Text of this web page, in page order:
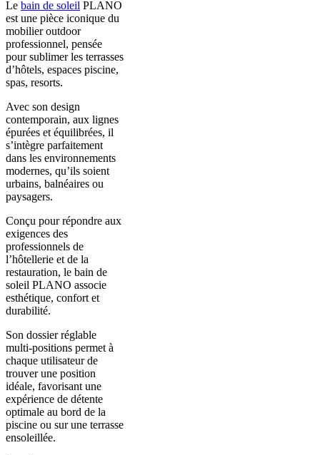
Le bain de soleil PLANO
est une pièce iconique du
mobilier outdoor
professionnel, pensée
pour sublimer les terrasses
d’hôtels, espaces piscine,
spas, resorts.
Avec son design
contemporain, aux lignes
épurées et équilibrées, il
s’intègre parfaitement
dans les environnements
modernes, qu’ils soient
urbains, balnéaires ou
paysagers.
Conçu pour répondre aux
exigences des
professionnels de
l’hôtellerie et de la
restauration, le bain de
soleil PLANO associe
esthétique, confort et
durabilité.
Son dossier réglable
multi-positions permet à
chaque utilisateur de
trouver une position
idéale, favorisant une
expérience de détente
optimale au bord de la
piscine ou sur une terrasse
ensoleillée.